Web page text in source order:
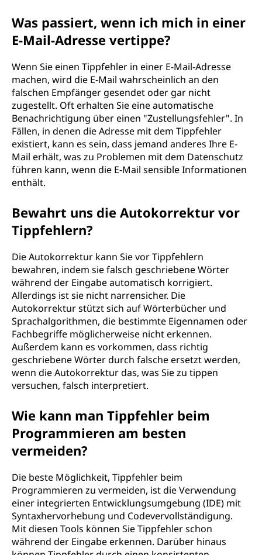
Was passiert, wenn ich mich in einer
E-Mail-Adresse vertippe?
Wenn Sie einen Tippfehler in einer E-Mail-Adresse
machen, wird die E-Mail wahrscheinlich an den
falschen Empfänger gesendet oder gar nicht
zugestellt. Oft erhalten Sie eine automatische
Benachrichtigung über einen "Zustellungsfehler". In
Fällen, in denen die Adresse mit dem Tippfehler
existiert, kann es sein, dass jemand anderes Ihre E-
Mail erhält, was zu Problemen mit dem Datenschutz
führen kann, wenn die E-Mail sensible Informationen
enthält.
Bewahrt uns die Autokorrektur vor
Tippfehlern?
Die Autokorrektur kann Sie vor Tippfehlern
bewahren, indem sie falsch geschriebene Wörter
während der Eingabe automatisch korrigiert.
Allerdings ist sie nicht narrensicher. Die
Autokorrektur stützt sich auf Wörterbücher und
Sprachalgorithmen, die bestimmte Eigennamen oder
Fachbegriffe möglicherweise nicht erkennen.
Außerdem kann es vorkommen, dass richtig
geschriebene Wörter durch falsche ersetzt werden,
wenn die Autokorrektur das, was Sie zu tippen
versuchen, falsch interpretiert.
Wie kann man Tippfehler beim
Programmieren am besten
vermeiden?
Die beste Möglichkeit, Tippfehler beim
Programmieren zu vermeiden, ist die Verwendung
einer integrierten Entwicklungsumgebung (IDE) mit
Syntaxhervorhebung und Codevervollständigung.
Mit diesen Tools können Sie Tippfehler schon
während der Eingabe erkennen. Darüber hinaus